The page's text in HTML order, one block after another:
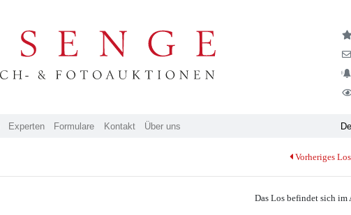
Experten Formulare Kontakt Über uns
Vorheriges Los
Das Los befindet sich im